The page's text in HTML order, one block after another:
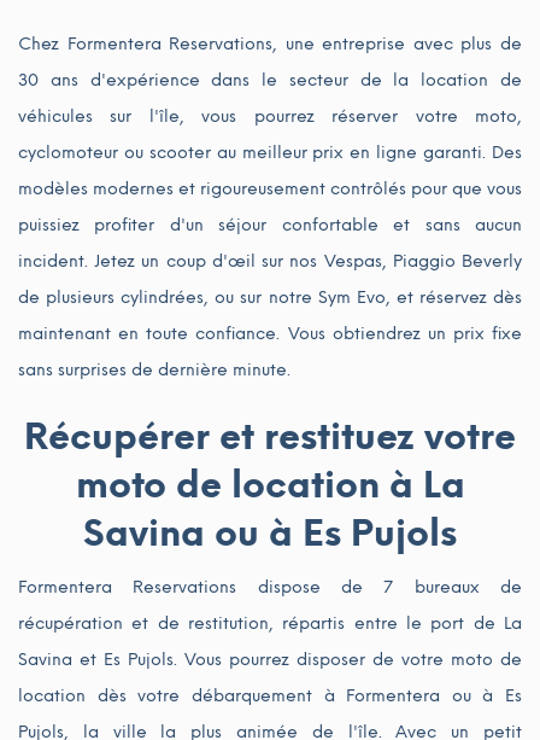
Chez Formentera Reservations, une entreprise avec plus de
30 ans d'expérience dans le secteur de la location de
véhicules sur l'île, vous pourrez réserver votre moto,
cyclomoteur ou scooter au meilleur prix en ligne garanti. Des
modèles modernes et rigoureusement contrôlés pour que vous
puissiez profiter d'un séjour confortable et sans aucun
incident. Jetez un coup d'œil sur nos Vespas, Piaggio Beverly
de plusieurs cylindrées, ou sur notre Sym Evo, et réservez dès
maintenant en toute confiance. Vous obtiendrez un prix fixe
sans surprises de dernière minute.
Récupérer et restituez votre
moto de location à La
Savina ou à Es Pujols
Formentera Reservations dispose de 7 bureaux de
récupération et de restitution, répartis entre le port de La
Savina et Es Pujols. Vous pourrez disposer de votre moto de
location dès votre débarquement à Formentera ou à Es
Pujols, la ville la plus animée de l'île. Avec un petit